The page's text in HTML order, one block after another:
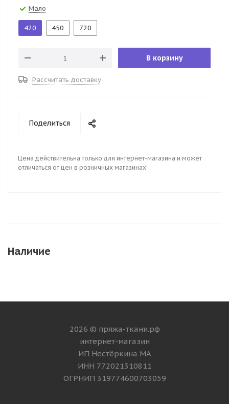
Мало
420 450 720
В корзину
Рассчитать доставку
Поделиться
Цена действительна только для интернет-магазина и может
отличаться от цен в розничных магазинах
Наличие
2026 © пряжа-ткани.рф
интернет-магазин
ИП Нестёркина МА
ИНН 772021310811
ОГРНИП 319774600703059